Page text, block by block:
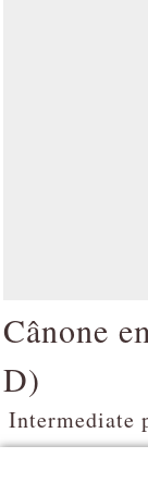
Cânone
D)
Intermediate